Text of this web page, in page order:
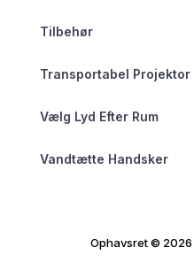
Tilbehør
Transportabel Projektor
Vælg Lyd Efter Rum
Vandtætte Handsker
Ophavsret © 2026